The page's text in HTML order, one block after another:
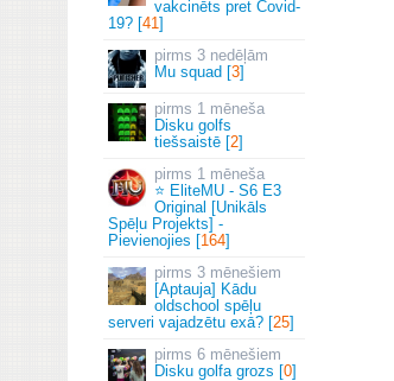
vakcinēts pret Covid-
19? [41]
3 nedēļām
Mu squad [3]
1 mēneša
Disku golfs
tiešsaistē [2]
1 mēneša
⭐ EliteMU - S6 E3
Original [Unikāls
Spēļu Projekts] -
Pievienojies [164]
3 mēnešiem
[Aptauja] Kādu
oldschool spēļu
serveri vajadzētu exā? [25]
6 mēnešiem
Disku golfa grozs [0]